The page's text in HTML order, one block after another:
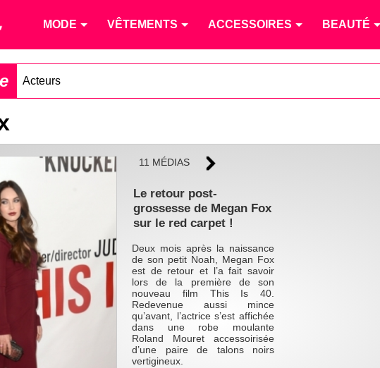
MODE VÊTEMENTS ACCESSOIRES BEAUTÉ
Acteurs
11 MÉDIAS
Le retour post-
grossesse de Megan Fox
sur le red carpet !
Deux mois après la naissance
de son petit Noah, Megan Fox
est de retour et l’a fait savoir
lors de la première de son
nouveau film This Is 40.
Redevenue aussi mince
qu’avant, l’actrice s’est affichée
dans une robe moulante
Roland Mouret accessoirisée
d’une paire de talons noirs
vertigineux.